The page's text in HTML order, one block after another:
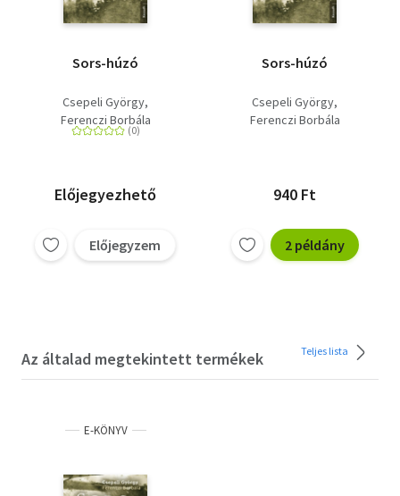
Sors-húzó
Csepeli György
Ferenczi Borbála
Előjegyezhető
Előjegyzem
Sors-húzó
Csepeli György
Ferenczi Borbála
940 Ft
2 példány
Az általad megtekintett termékek Teljes lista
E-KÖNYV